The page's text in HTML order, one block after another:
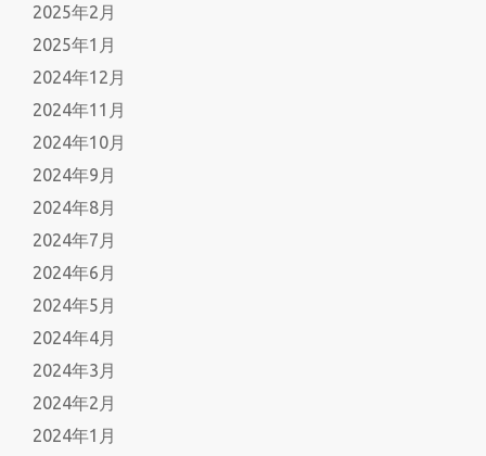
2025年2月
2025年1月
2024年12月
2024年11月
2024年10月
2024年9月
2024年8月
2024年7月
2024年6月
2024年5月
2024年4月
2024年3月
2024年2月
2024年1月